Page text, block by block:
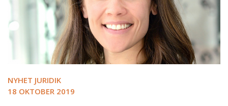
NYHET JURIDIK
18 OKTOBER 2019